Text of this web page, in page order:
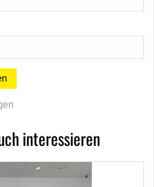
interessieren